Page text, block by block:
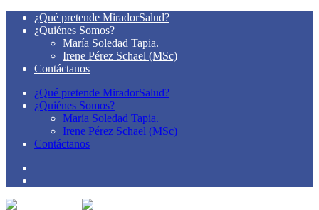
¿Qué pretende MiradorSalud?
¿Quiénes Somos?
María Soledad Tapia.
Irene Pérez Schael (MSc)
Contáctanos
¿Qué pretende MiradorSalud?
¿Quiénes Somos?
María Soledad Tapia.
Irene Pérez Schael (MSc)
Contáctanos